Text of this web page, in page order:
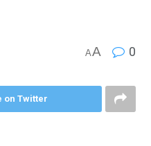
AA 0
on Twitter